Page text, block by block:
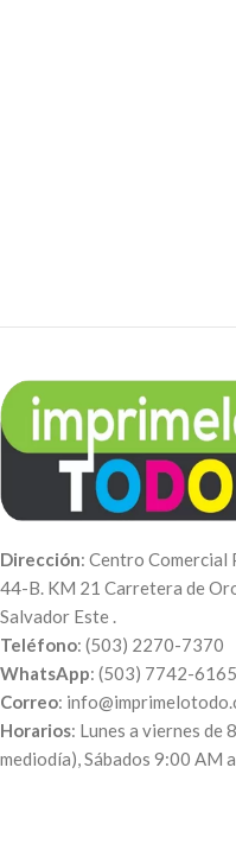
Dirección: Centro Comercial
44-B. KM 21 Carretera de
Salvador Este .
Teléfono: (503) 2270-7370
WhatsApp: (503) 7742-6165
Correo:
Horarios: Lunes a viernes de
mediodía), Sábados 9:00 AM